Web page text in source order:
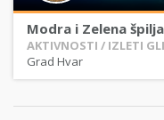
Modra i Zelena
AKTIVNOSTI / IZLETI
Grad Hvar